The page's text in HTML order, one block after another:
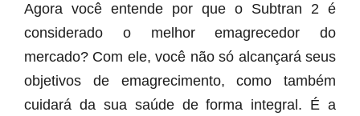
Agora você entende por que o Subtran 2 é
considerado o melhor emagrecedor do
mercado? Com ele, você não só alcançará seus
objetivos de emagrecimento, como também
cuidará da sua saúde de forma integral. É a